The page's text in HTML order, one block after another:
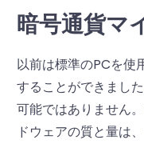
暗号通貨マ
以前は標準のPCを使
することができまし
可能ではありません
ドウェアの質と量は